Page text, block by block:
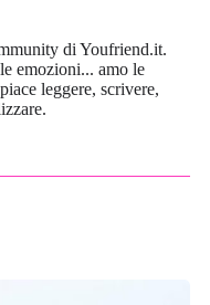
di Youfriend.it.
emozioni... amo le
leggere, scrivere,